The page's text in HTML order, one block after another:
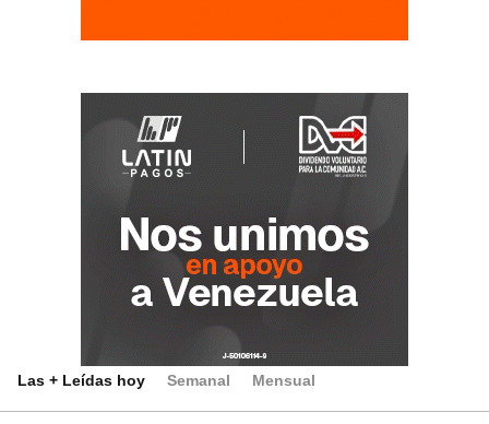
Las + Leídas hoy Semanal Mensual